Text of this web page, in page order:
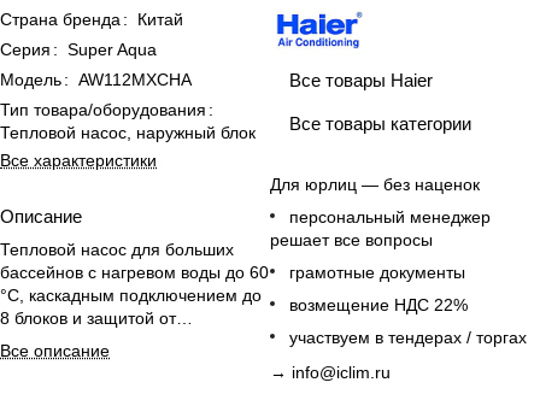
Страна бренда :
Китай
Серия : Super Aqua
Модель: AW112MXCHA
Тип товара/оборудования :
Тепловой насос, наружный блок
Все характеристики
Описание
Тепловой насос для больших
бассейнов с нагревом воды до 60
°C, каскадным подключением до
8 блоков и защитой от
замерзания; пульт в комплекте.
Все описание
Все товары Haier
Все товары категории
Для юрлиц — без наценок
персональный менеджер
решает все вопросы
грамотные документы
возмещение НДС 22%
участвуем в тендерах / торгах
→ info@iclim.ru